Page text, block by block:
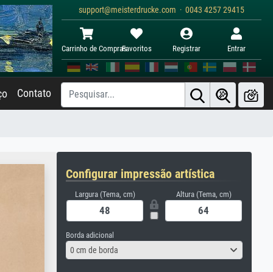
support@meisterdrucke.com · 0043 4257 29415
Carrinho de ComprasFavoritos Registrar Entrar
Contato
Configurar impressão artística
Largura (Tema, cm) Altura (Tema, cm)
Borda adicional
0 cm de borda